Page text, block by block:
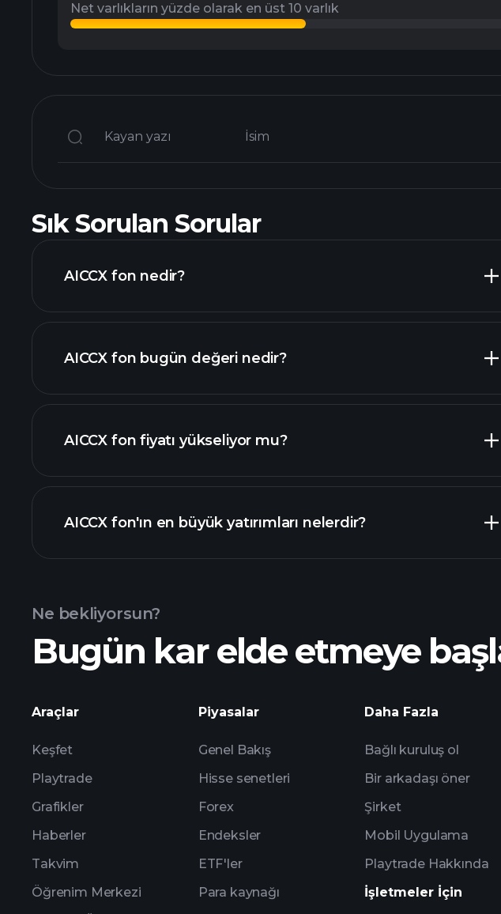
Net varlıkların yüzde olarak en üst 10 varlık
Kayan yazı İsim
Sık Sorulan Sorular
AICCX fon nedir?
AICCX fon bugün değeri nedir?
AICCX fon fiyatı yükseliyor mu?
AICCX fon'ın en büyük yatırımları nelerdir?
Ne bekliyorsun?
Bugün kar elde etmeye
Araçlar
Keşfet
Playtrade
Grafikler
Haberler
Takvim
Öğrenim Merkezi
Piyasalar
Genel Bakış
Hisse senetleri
Forex
Endeksler
ETF'ler
Para kaynağı
Daha Fazla
Bağlı kuruluş ol
Bir arkadaşı öner
Şirket
Mobil Uygulama
Playtrade Hakkında
İşletmeler İçin